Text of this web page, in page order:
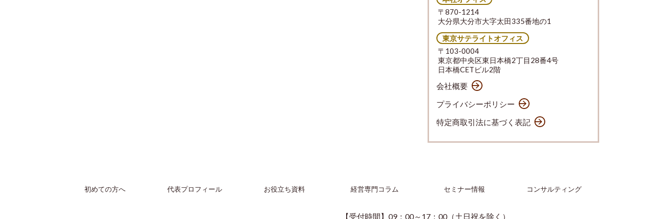
〒870-1214
大分県大分市大字太田335番地の1
東京サテライトオフィス
〒103-0004
東京都中央区東日本橋2丁目28番4号
日本橋CETビル2階
会社概要
プライバシーポリシー
特定商取引法に基づく表記
初めての方へ 代表プロフィール お役立ち資料 経営専門コラム セミナー情報 コンサルティング
【受付時間】09：00～17：00（土日祝を除く）